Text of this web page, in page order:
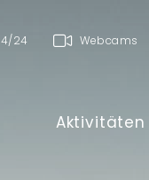
4/24 Webcams
Aktivitäten